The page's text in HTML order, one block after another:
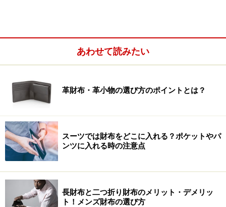
あわせて読みたい
革財布・革小物の選び方のポイントとは？
スーツでは財布をどこに入れる？ポケットやパ
ンツに入れる時の注意点
長財布と二つ折り財布のメリット・デメリッ
ト！メンズ財布の選び方